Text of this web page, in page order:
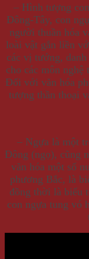
– Hình tượng
Đông-Tây, con
người thuần hóa
loài vật gắn liền
các vị tướng,
cho các môn
Đối với văn hóa
tượng thần thoại
– Ngựa là một
Đông (ngọ), cũng
văn hóa một số
phương Bắc, là
đồng thời là biểu
con ngựa tung vó